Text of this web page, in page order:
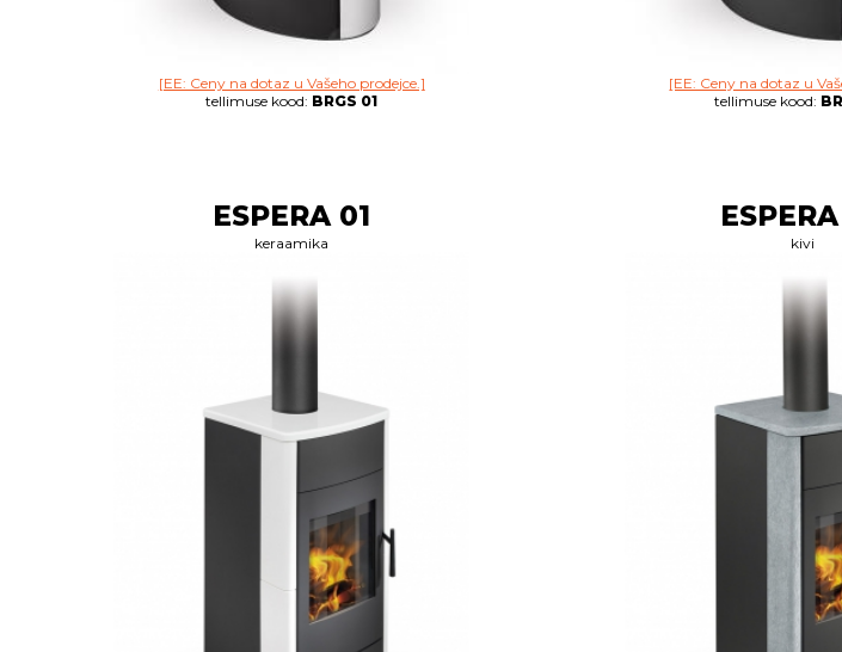
[EE: Ceny na dotaz u Vašeho prodejce.]
tellimuse kood: BRGS 01
[EE: Ceny na dotaz u
tellimuse kood:
ESPERA 01
keraamika kivi